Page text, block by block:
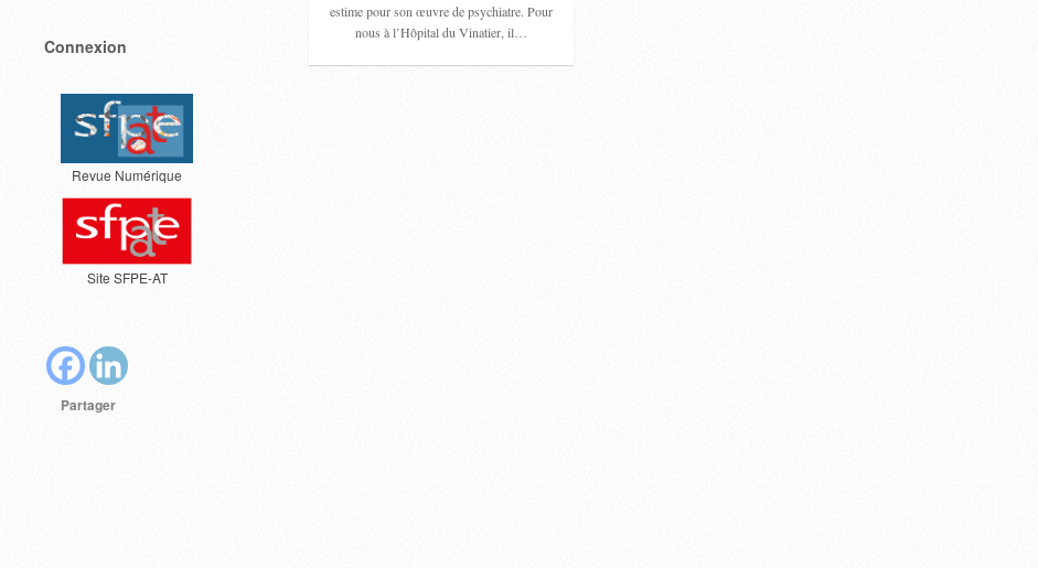
Connexion
Revue Numérique
Site SFPE-AT
Partager
estime pour son œuvre de psychiatre. Pour
nous à l’Hôpital du Vinatier, il…